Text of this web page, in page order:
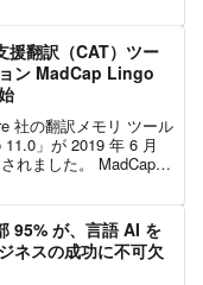
援翻訳（CAT）ツー
ン MadCap Lingo
社の翻訳メモリ ツール
11.0」が 2019 年 6 月
れました。 MadCap
95% が、言語 AI を
ネスの成功に不可欠